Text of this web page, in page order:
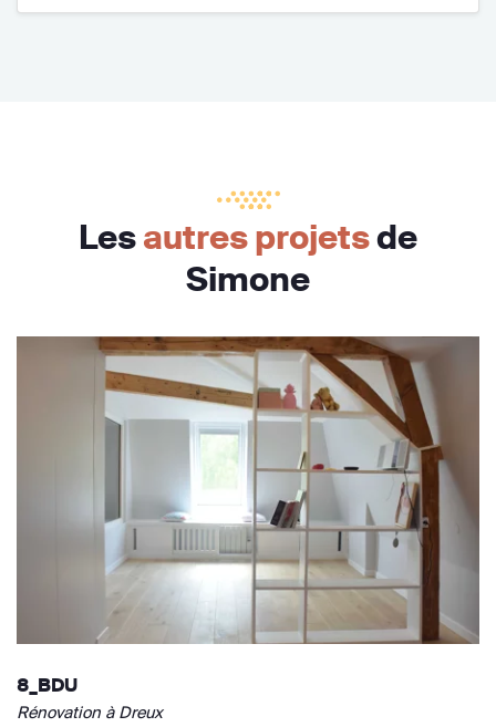
Lesautres projetsde
Simone
8_BDU
Rénovation à Dreux